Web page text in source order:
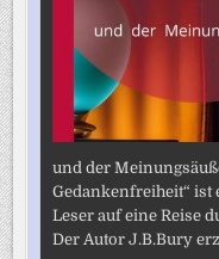
und der
Gedankenfreiheit“ ist
Leser auf eine Reise
Der Autor J.B.Bury